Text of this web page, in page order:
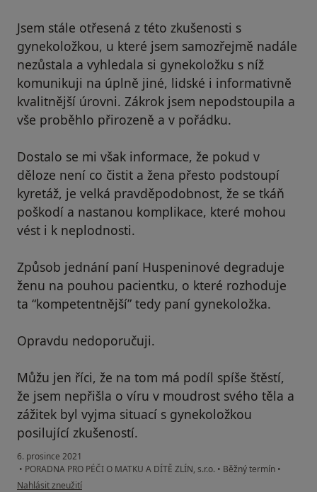
Jsem stále otřesená z této zkušenosti s
gynekoložkou, u které jsem samozřejmě nadále
nezůstala a vyhledala si gynekoložku s níž
komunikuji na úplně jiné, lidské i informativně
kvalitnější úrovni. Zákrok jsem nepodstoupila a
vše proběhlo přirozeně a v pořádku.
Dostalo se mi však informace, že pokud v
děloze není co čistit a žena přesto podstoupí
kyretáž, je velká pravděpodobnost, že se tkáň
poškodí a nastanou komplikace, které mohou
vést i k neplodnosti.
Způsob jednání paní Huspeninové degraduje
ženu na pouhou pacientku, o které rozhoduje
ta “kompetentnější” tedy paní gynekoložka.
Opravdu nedoporučuji.
Můžu jen říci, že na tom má podíl spíše štěstí,
že jsem nepřišla o víru v moudrost svého těla a
zážitek byl vyjma situací s gynekoložkou
posilující zkušeností.
6. prosince 2021
• PORADNA PRO PÉČI O MATKU A DÍTĚ ZLÍN, s.r.o. • Běžný termín •
podle názoru uživatele Daniela Dubčáková
Nahlásit zneužití